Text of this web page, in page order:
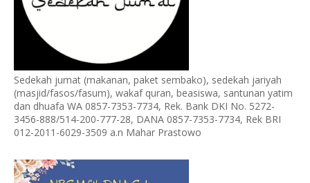
Sedekah jumat (makanan, paket sembako), sedekah jariyah
(masjid/fasos/fasum), wakaf quran, beasiswa, santunan yatim
dan dhuafa WA 0857-7353-7734, Rek. Bank DKI No. 5272-
3456-888/514-200-777-28, DANA 0857-7353-7734, Rek BRI
012-2011-6029-3509 a.n Mahar Prastowo